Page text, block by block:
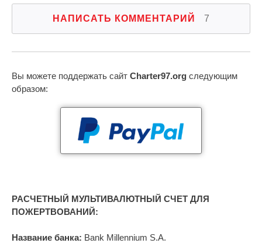
НАПИСАТЬ КОММЕНТАРИЙ 7
Вы можете поддержать сайт Charter97.org следующим
образом:
РАСЧЕТНЫЙ МУЛЬТИВАЛЮТНЫЙ СЧЕТ ДЛЯ
ПОЖЕРТВОВАНИЙ:
Название банка: Bank Millennium S.A.